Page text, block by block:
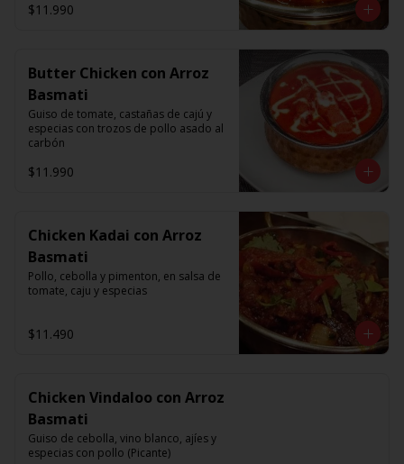
$11.990
Butter Chicken con Arroz
Basmati
Guiso de tomate, castañas de cajú y
especias con trozos de pollo asado al
carbón
$11.990
Chicken Kadai con Arroz
Basmati
Pollo, cebolla y pimenton, en salsa de
tomate, caju y especias
$11.490
Chicken Vindaloo con Arroz
Basmati
Guiso de cebolla, vino blanco, ajíes y
especias con pollo (Picante)